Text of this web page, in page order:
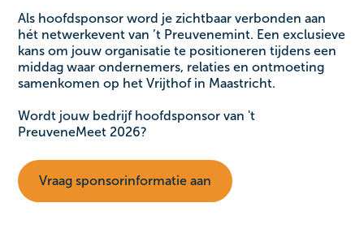
Als hoofdsponsor word je zichtbaar verbonden aan
hét netwerkevent van ’t Preuvenemint. Een exclusieve
kans om jouw organisatie te positioneren tijdens een
middag waar ondernemers, relaties en ontmoeting
samenkomen op het Vrijthof in Maastricht.
Wordt jouw bedrijf hoofdsponsor van 't
PreuveneMeet 2026?
Vraag sponsorinformatie aan